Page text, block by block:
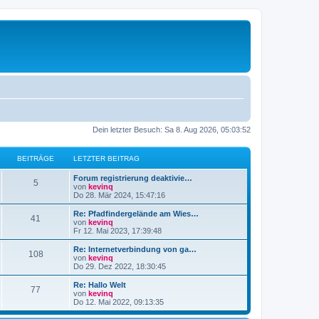
Dein letzter Besuch: Sa 8. Aug 2026, 05:03:52
BEITRÄGE LETZTER BEITRAG
5B
i
t
r
ä
g
e
L
e
t
z
t
e
r
e
i
t
r
g
Forum registrierung deaktivie…
von kevinq
Do 28. Mär 2024, 15:47:16
41
i
t
ä
L
e
t
z
t
e
r
e
i
t
r
a
Re: Pfadfindergelände am Wies…
von kevinq
Fr 12. Mai 2023, 17:39:48
108B
t
L
e
t
z
t
e
r
e
Re: Internetverbindung von ga…
von kevinq
Do 29. Dez 2022, 18:30:45
77
L
e
t
z
Re: Hallo Welt
von kevinq
Do 12. Mai 2022, 09:13:35